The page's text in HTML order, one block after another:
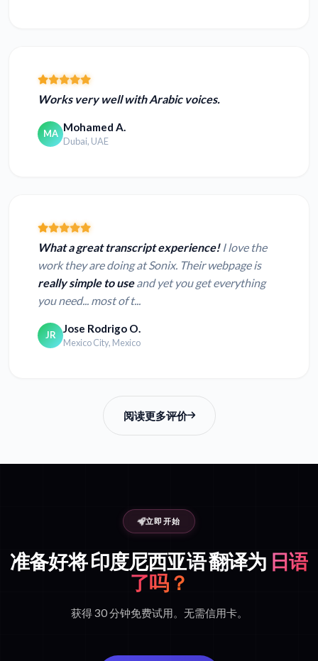
Works very well with Arabic voices.
MA Mohamed A.
Dubai, UAE
What a great transcript experience!I love the
work they are doing at Sonix. Their webpage is
really simple to useand yet you get everything
you need... most of t...
JR Jose Rodrigo O.
Mexico City, Mexico
阅读更多评价
立即开始
准备好将 印度尼西亚语 翻译为 日语
了吗？
获得 30 分钟免费试用。无需信用卡。